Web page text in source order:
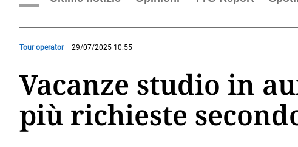
Tour operator 29/07/2025 10:55
Vacanze studio in
più richieste